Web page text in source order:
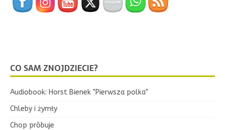
CO SAM ZNOJDZIECIE?
Audiobook: Horst Bienek "Pierwsza polka"
Chleby i żymły
Chop prōbuje